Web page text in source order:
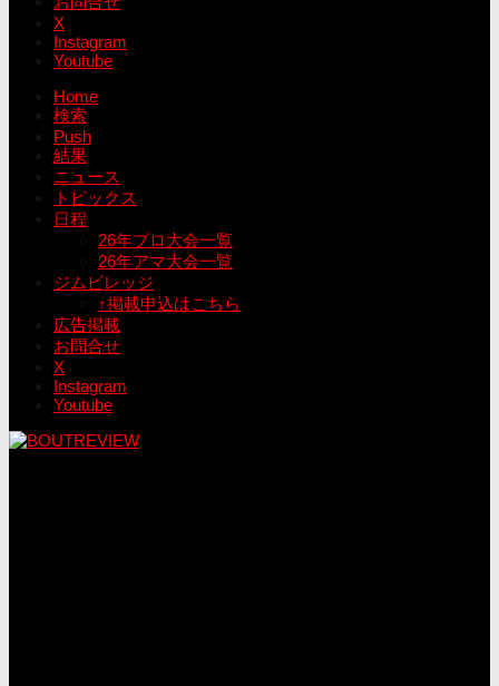
X
Instagram
Youtube
Home
検索
Push
結果
ニュース
トピックス
日程
26年プロ大会一覧
26年アマ大会一覧
ジムビレッジ
↑掲載申込はこちら
広告掲載
お問合せ
X
Instagram
Youtube